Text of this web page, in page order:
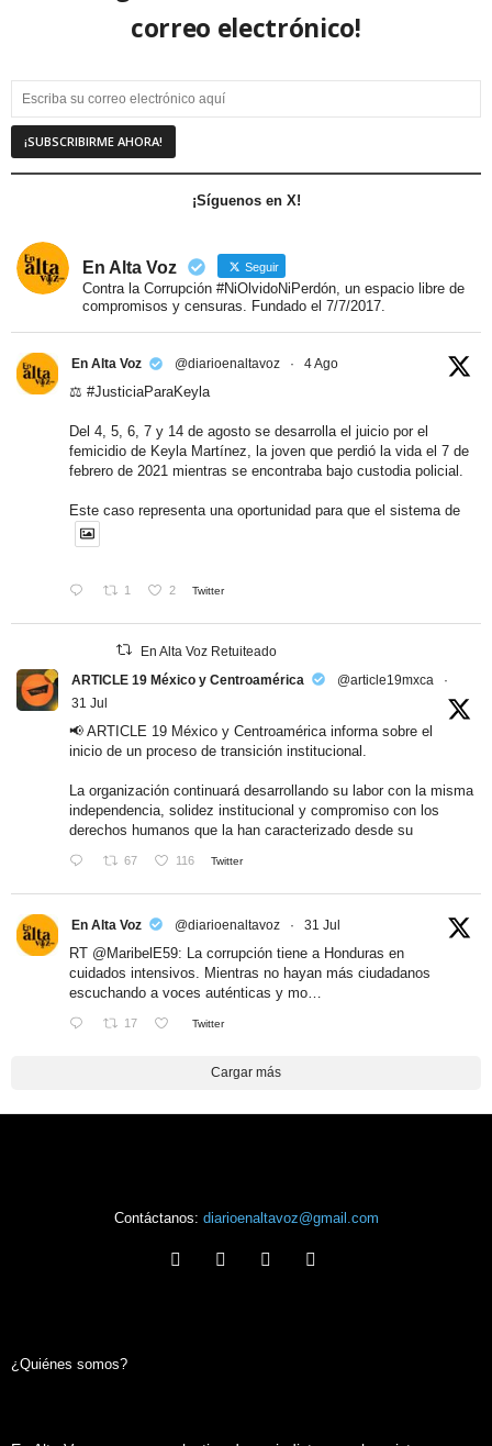
correo electrónico!
¡Síguenos en X!
En Alta Voz Seguir
Contra la Corrupción #NiOlvidoNiPerdón, un espacio libre de
compromisos y censuras. Fundado el 7/7/2017.
En Alta Voz @diarioenaltavoz · 4 Ago
⚖️ #JusticiaParaKeyla
Del 4, 5, 6, 7 y 14 de agosto se desarrolla el juicio por el
femicidio de Keyla Martínez, la joven que perdió la vida el 7 de
febrero de 2021 mientras se encontraba bajo custodia policial.
Este caso representa una oportunidad para que el sistema de
1 2 Twitter
En Alta Voz Retuiteado
ARTICLE 19 México y Centroamérica
@article19mxca
·
31 Jul
📢 ARTICLE 19 México y Centroamérica informa sobre el
inicio de un proceso de transición institucional.
La organización continuará desarrollando su labor con la misma
independencia, solidez institucional y compromiso con los
derechos humanos que la han caracterizado desde su
67 116 Twitter
En Alta Voz @diarioenaltavoz · 31 Jul
RT @MaribelE59: La corrupción tiene a Honduras en
cuidados intensivos. Mientras no hayan más ciudadanos
escuchando a voces auténticas y mo…
17 Twitter
Cargar más
Contáctanos: diarioenaltavoz@gmail.com
¿Quiénes somos?